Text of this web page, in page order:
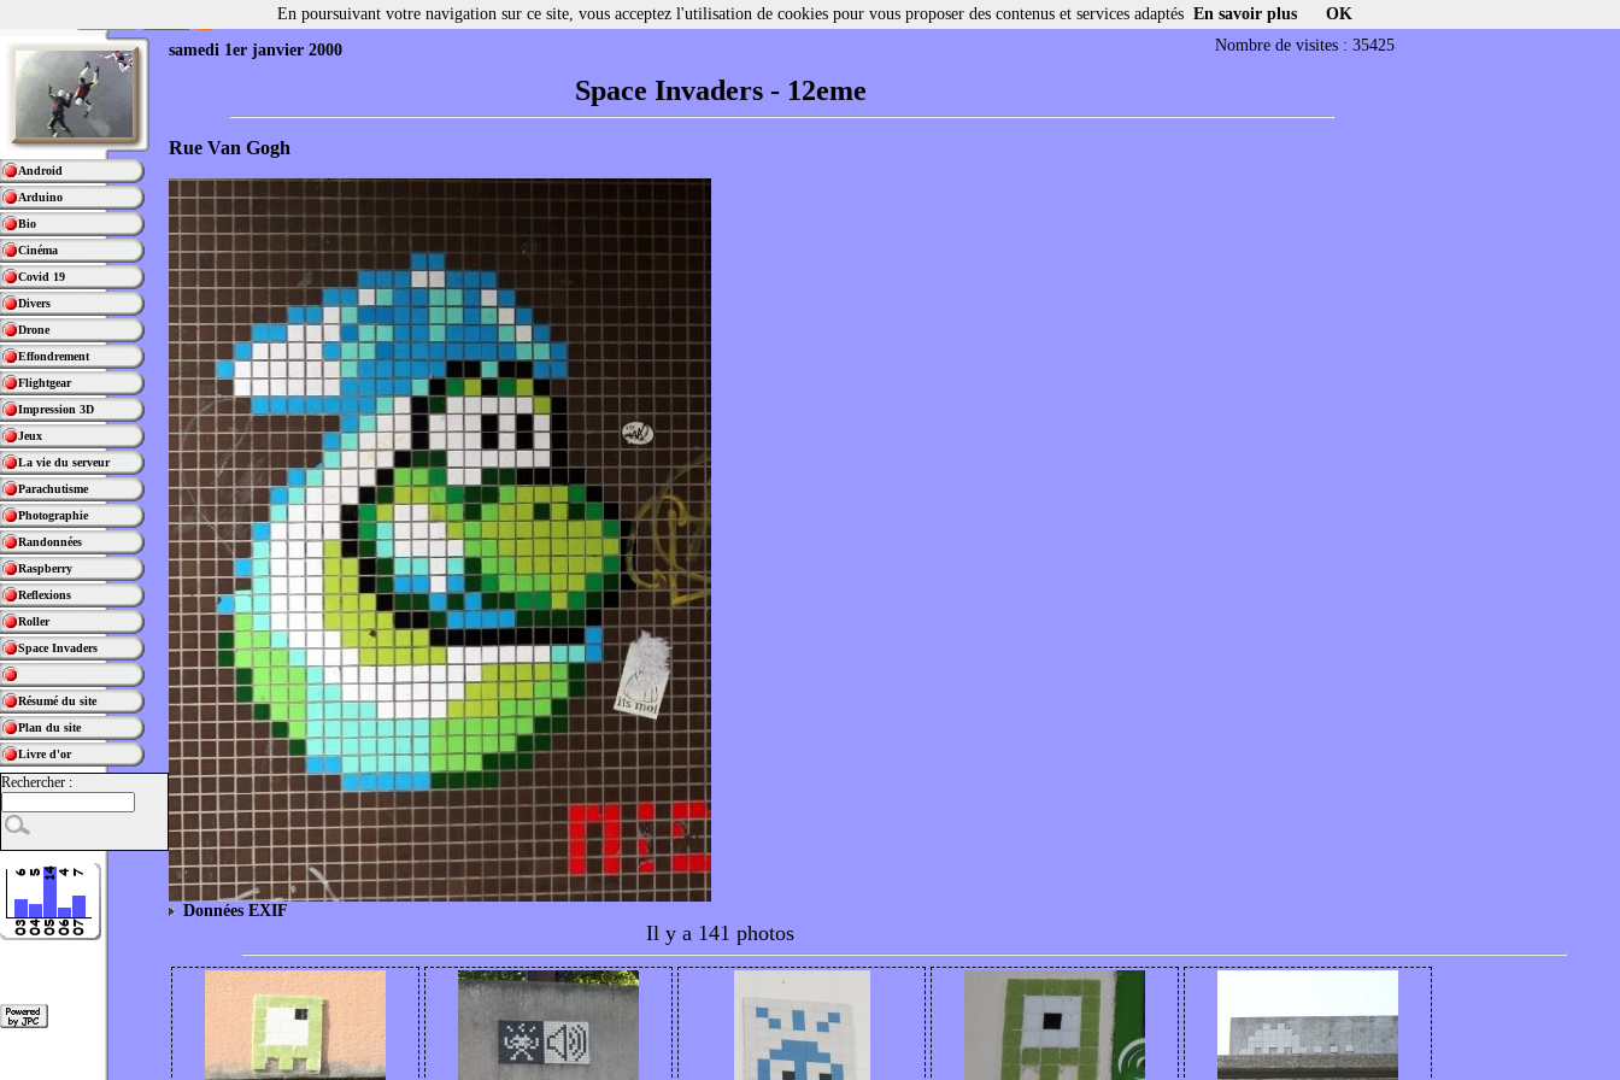
Android
Arduino
Bio
Cinéma
Covid 19
Divers
Drone
Effondrement
Flightgear
Impression 3D
Jeux
La vie du serveur
Parachutisme
Photographie
Randonnées
Raspberry
Reflexions
Roller
Space Invaders
Résumé du site
Plan du site
Livre d'or
Rechercher :
samedi 1er janvier 2000 Nombre de visites : 35425
Space Invaders - 12eme
Rue Van Gogh
Données EXIF
Il y a 141 photos
En poursuivant votre navigation sur ce site, vous acceptez l'utilisation de cookies pour vous proposer des contenus et services adaptés En savoir plus OK